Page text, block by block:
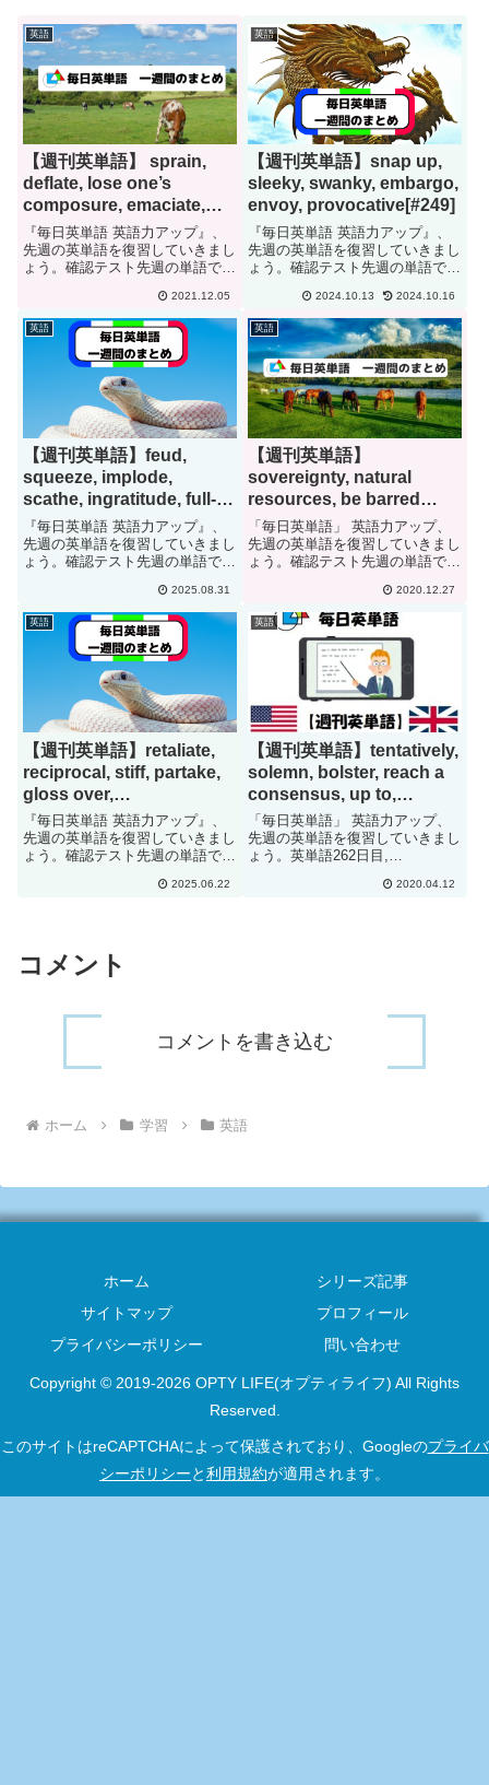
英語
【週刊英単語】 sprain,
deflate, lose one’s
composure, emaciate,
hoard, inculcate[#100]
『毎日英単語 英語力アップ』、
先週の英単語を復習していきまし
ょう。確認テスト先週の単語で
spraindeflatelose one's
composureemaciatehoardinculcat
eswollenf...
2021.12.05
英語
【週刊英単語】snap up,
sleeky, swanky, embargo,
envoy, provocative[#249]
『毎日英単語 英語力アップ』、
先週の英単語を復習していきまし
ょう。確認テスト先週の単語で
upsleekyswankyembargoenvoypr
ovocativepass
updisheveledposh...
2024.10.13 2024.10.16
英語
【週刊英単語】feud,
squeeze, implode,
scathe, ingratitude, full-
throated apology[#295]
『毎日英単語 英語力アップ』、
先週の英単語を復習していきまし
ょう。確認テスト先週の単語で
feudsqueezeimplodescatheingrati
tudefull-throated apologyquarrel...
2025.08.31
英語
【週刊英単語】
sovereignty, natural
resources, be barred
from, minuscule, insect,
midge, mourn, allege, in
writing[#51]
「毎日英単語」 英語力アップ、
先週の英単語を復習していきまし
ょう。確認テスト先週の単語で
sovereigntynatural resourcesbe
barred
fromminusculeinsectmidgem...
2020.12.27
英語
【週刊英単語】retaliate,
reciprocal, stiff, partake,
gloss over,
enshrine[#285]
『毎日英単語 英語力アップ』、
先週の英単語を復習していきまし
ょう。確認テスト先週の単語で
retaliatereciprocalstiffpartakeglos
2025.06.22
英語
【週刊英単語】tentatively,
solemn, bolster, reach a
consensus, up to,
substandard [#14]
「毎日英単語」 英語力アップ、
先週の英単語を復習していきまし
ょう。英単語262日目,
的にhold : 行う、開くThe school
2020.04.12
コメント
コメントを書き込む
ホーム 学習 英語
ホーム
シリーズ記事
サイトマップ
プロフィール
プライバシーポリシー
問い合わせ
Copyright © 2019-2026 OPTY LIFE(オプティライフ) All Rights
Reserved.
このサイトはreCAPTCHAによって保護されており、Googleのプライバ
シーポリシーと利用規約が適用されます。